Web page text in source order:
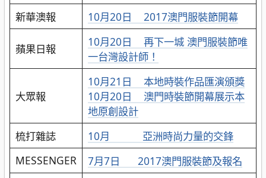
新華澳報
10月20日 2017澳門服裝節開幕
蘋果日報
10月20日 再下一城 澳門服裝節唯
一台灣設計師！
大眾報
10月21日 本地時裝作品匯演頒獎
10月20日 澳門時裝節開幕展示本
地原創設計
梳打雜誌
10月 亞洲時尚力量的交鋒
MESSENGER
7月7日 2017澳門服裝節及報名